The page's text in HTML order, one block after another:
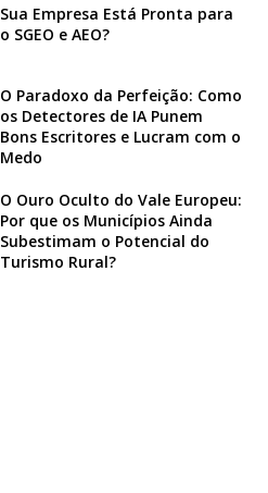
Sua Empresa Está Pronta para
o SGEO e AEO?
O Paradoxo da Perfeição: Como
os Detectores de IA Punem
Bons Escritores e Lucram com o
Medo
O Ouro Oculto do Vale Europeu:
Por que os Municípios Ainda
Subestimam o Potencial do
Turismo Rural?